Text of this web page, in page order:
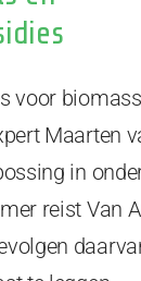
voor
Maarten
in
reist Van